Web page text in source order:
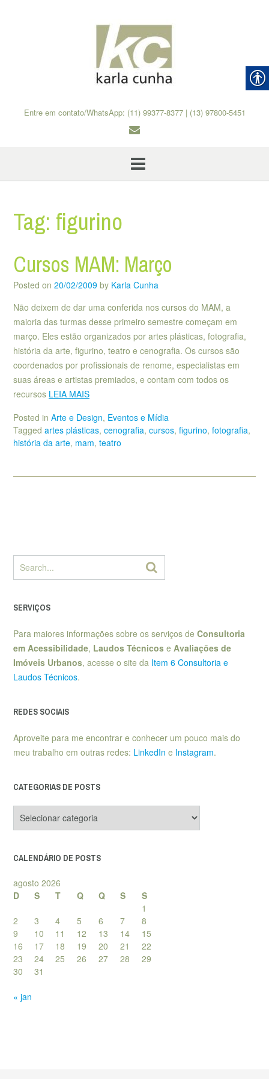
Entre em contato/WhatsApp: (11) 99377-8377 | (13) 97800-5451
Tag: figurino
Cursos MAM: Março
Posted on 20/02/2009 by Karla Cunha
Não deixem de dar uma conferida nos cursos do MAM, a
maioria das turmas desse primeiro semestre começam em
março. Eles estão organizados por artes plásticas, fotografia,
história da arte, figurino, teatro e cenografia. Os cursos são
coordenados por profissionais de renome, especialistas em
suas áreas e artistas premiados, e contam com todos os
recursos LEIA MAIS
Posted in Arte e Design, Eventos e Mídia
Tagged artes plásticas, cenografia, cursos, figurino, fotografia,
história da arte, mam, teatro
SERVIÇOS
Para maiores informações sobre os serviços de Consultoria
em Acessibilidade, Laudos Técnicos e Avaliações de
Imóveis Urbanos, acesse o site da Item 6 Consultoria e
Laudos Técnicos.
REDES SOCIAIS
Aproveite para me encontrar e conhecer um pouco mais do
meu trabalho em outras redes: LinkedIn e Instagram.
CATEGORIAS DE POSTS
de
CALENDÁRIO DE POSTS
agosto 2026
D
S T Q Q S
S
1
2
3 4 5 6 7
8
9
10 11 12 13 14
15
16
17 18 19 20 21
22
23
24 25 26 27 28
29
30
31
« jan